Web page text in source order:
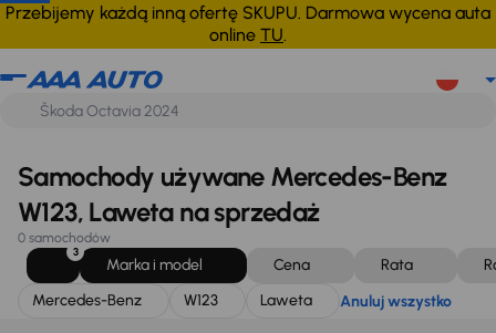
Przebijemy każdą inną ofertę SKUPU. Darmowa wycena auta
online TU.
Mercedes-Benz W123 Laweta Anuluj wszystko
Samochody używane Mercedes-Benz
W123, Laweta na sprzedaż
0 samochodów
3
Marka i model Cena Rata
Mercedes-Benz
W123 Laweta Anuluj wszystko